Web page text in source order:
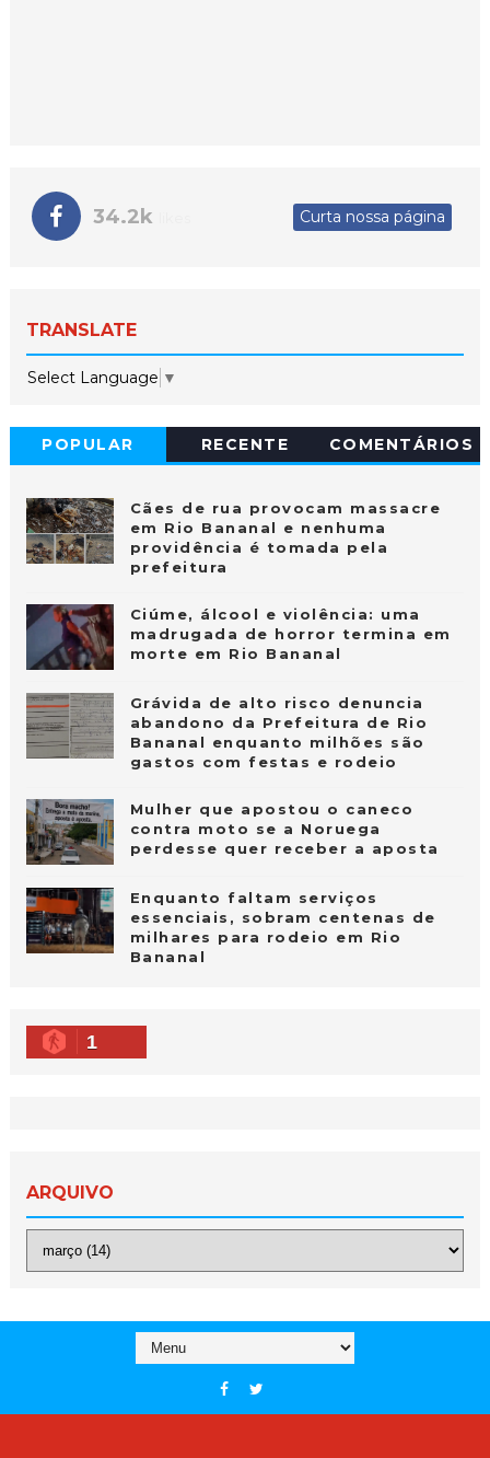
34.2k Curta nossa página
TRANSLATE
Select Language ▼
POPULAR RECENTE COMENTÁRIOS
Cães de rua provocam massacre
em Rio Bananal e nenhuma
providência é tomada pela
prefeitura
Ciúme, álcool e violência: uma
madrugada de horror termina em
morte em Rio Bananal
Grávida de alto risco denuncia
abandono da Prefeitura de Rio
Bananal enquanto milhões são
gastos com festas e rodeio
Mulher que apostou o caneco
contra moto se a Noruega
perdesse quer receber a aposta
Enquanto faltam serviços
essenciais, sobram centenas de
milhares para rodeio em Rio
Bananal
1
ARQUIVO